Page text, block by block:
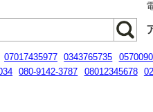
07017435977 0343765735
080-9142-3787 08012345678